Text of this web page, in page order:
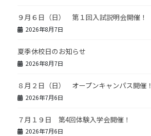
９月６日（日） 第１回入試説明会開催！
2026年8月7日
夏季休校日のお知らせ
2026年8月7日
８月２日（日） オープンキャンパス開催！
2026年7月6日
７月１９日 第4回体験入学会開催！
2026年7月6日